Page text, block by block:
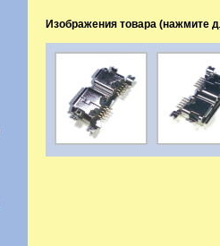
Изображения товара (нажмите